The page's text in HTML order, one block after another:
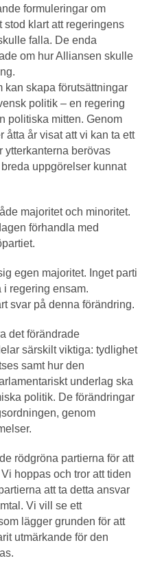
formuleringar om
stod klart att regeringens
falla. De enda
om hur Alliansen skulle
kan skapa förutsättningar
politik – en regering
politiska mitten. Genom
åtta år visat att vi kan ta ett
ytterkanterna berövas
uppgörelser kunnat
majoritet och minoritet.
förhandla med
egen majoritet. Inget parti
i regering ensam.
svar på denna förändring.
det förändrade
särskilt viktiga: tydlighet
samt hur den
underlag ska
politik. De förändringar
genom
rödgröna partierna för att
hoppas och tror att tiden
att ta detta ansvar
Vi vill se ett
lägger grunden för att
utmärkande för den